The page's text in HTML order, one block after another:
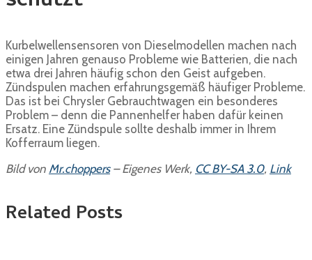
Kurbelwellensensoren von Dieselmodellen machen nach
einigen Jahren genauso Probleme wie Batterien, die nach
etwa drei Jahren häufig schon den Geist aufgeben.
Zündspulen machen erfahrungsgemäß häufiger Probleme.
Das ist bei Chrysler Gebrauchtwagen ein besonderes
Problem – denn die Pannenhelfer haben dafür keinen
Ersatz. Eine Zündspule sollte deshalb immer in Ihrem
Kofferraum liegen.
Bild von Mr.choppers–Eigenes Werk, CC BY-SA 3.0, Link
Related Posts